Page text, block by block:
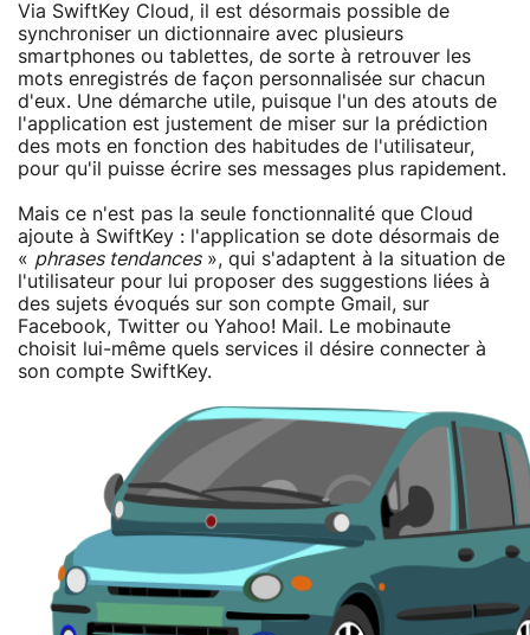
Via SwiftKey Cloud, il est désormais possible de
synchroniser un dictionnaire avec plusieurs
smartphones ou tablettes, de sorte à retrouver les
mots enregistrés de façon personnalisée sur chacun
d'eux. Une démarche utile, puisque l'un des atouts de
l'application est justement de miser sur la prédiction
des mots en fonction des habitudes de l'utilisateur,
pour qu'il puisse écrire ses messages plus rapidement.
Mais ce n'est pas la seule fonctionnalité que Cloud
ajoute à SwiftKey : l'application se dote désormais de
« phrases tendances», qui s'adaptent à la situation de
l'utilisateur pour lui proposer des suggestions liées à
des sujets évoqués sur son compte Gmail, sur
Facebook, Twitter ou Yahoo! Mail. Le mobinaute
choisit lui-même quels services il désire connecter à
son compte SwiftKey.